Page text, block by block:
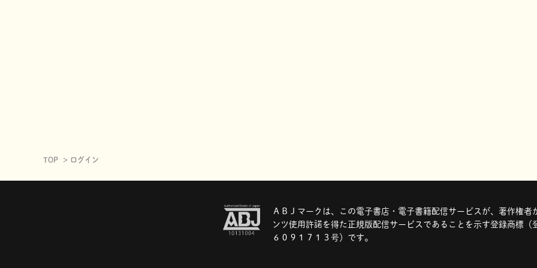
TOP ログイン
ＡＢＪマークは、この電子書店・電子書籍配信サービスが、著作権者
ンツ使用許諾を得た正規版配信サービスであることを示す登録商標（
６０９１７１３号）です。